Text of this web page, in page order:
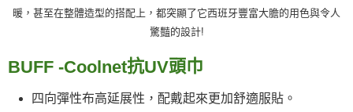
１．透過由恩沛科技股份有限公司提供之「AFTEE先享後付」服務完成之交
易，需依本服務之必要範圍內提供個人資料，並將交易相關給付款項請求債
權轉讓予恩沛科技股份有限公司。
https://aftee.tw/terms/#terms3
３．未成年的使用者請事先徵得法定代理人或監護人之同意方可使用
「AFTEE先享後付」，若未經同意申辦者引起之損失，本公司不負相關責
任。
每筆NT$60，滿NT$799(含以上)免運費
每筆NT$60，滿NT$799(含以上)免運費
暖，甚至在整體造型的搭配上，都突顯了它西班牙豐富大膽的用色與令人
驚豔的設計!
BUFF -Coolnet抗UV頭巾
四向彈性布高延展性，配戴起來更加舒適服貼。